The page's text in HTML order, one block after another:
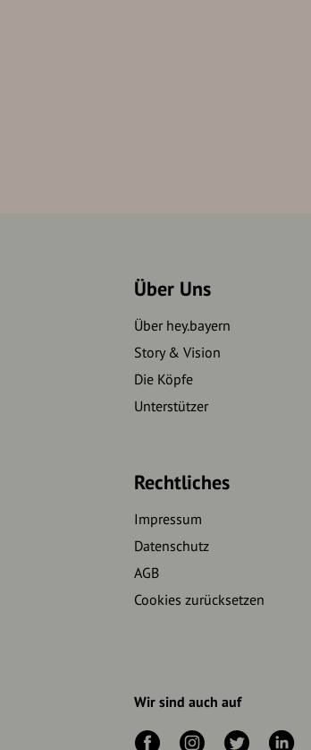
Über Uns
Über hey.bayern
Story & Vision
Die Köpfe
Unterstützer
Rechtliches
Impressum
Datenschutz
AGB
Cookies zurücksetzen
Wir sind auch auf